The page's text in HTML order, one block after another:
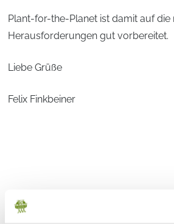
Plant-for-the-Planet ist damit auf die
Herausforderungen gut vorbereitet.
Liebe Grüße
Felix Finkbeiner